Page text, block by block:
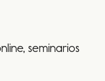
seminarios